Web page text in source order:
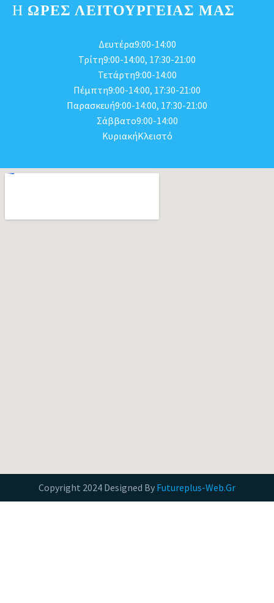
Η ΩΡΕΣ ΛΕΙΤΟΥΡΓΕΊΑΣ ΜΑΣ
Δευτέρα9:00-14:00
Τρίτη9:00-14:00, 17:30-21:00
Τετάρτη9:00-14:00
Πέμπτη9:00-14:00, 17:30-21:00
Παρασκευή9:00-14:00, 17:30-21:00
Σάββατο9:00-14:00
ΚυριακήΚλειστό
Copyright 2024 Designed By Futureplus-Web.Gr